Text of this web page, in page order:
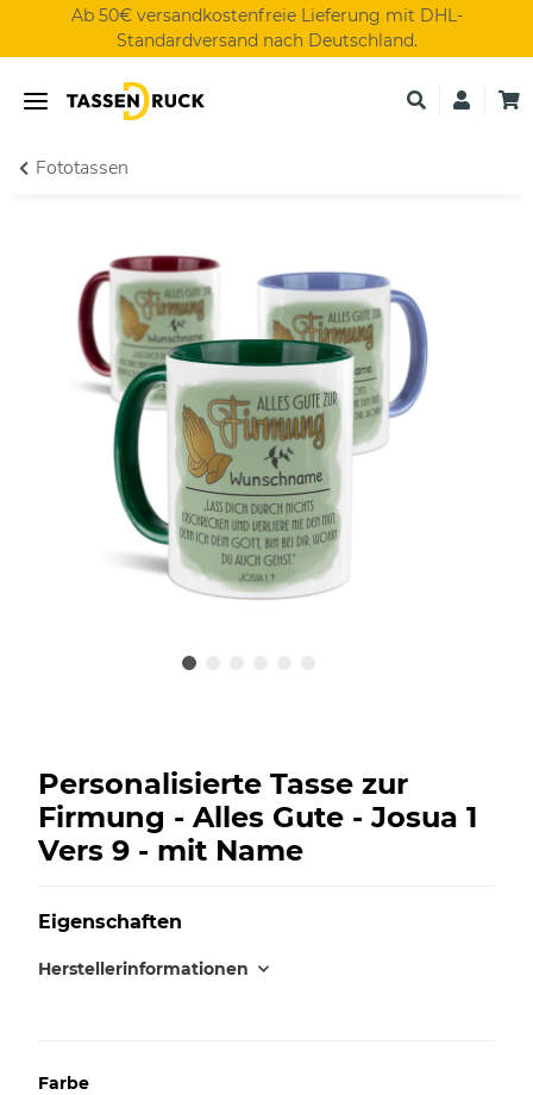
Ab 50€ versandkostenfreie Lieferung mit DHL-
Standardversand nach Deutschland.
Fototassen
Personalisierte Tasse zur
Firmung - Alles Gute - Josua 1
Vers 9 - mit Name
Eigenschaften
Herstellerinformationen
Farbe